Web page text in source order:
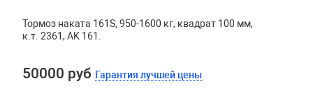
Тормоз наката 161S, 950-1600 кг, квадрат 100 мм,
к.т. 2361, AK 161.
50000 руб Гарантия лучшей цены